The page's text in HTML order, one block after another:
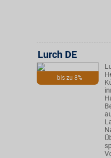
bis zu 8%
Lurch DE